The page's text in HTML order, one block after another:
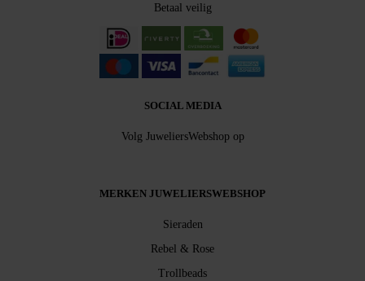
Betaal veilig
SOCIAL MEDIA
Volg JuweliersWebshop op
MERKEN JUWELIERSWEBSHOP
Sieraden
Rebel & Rose
Trollbeads